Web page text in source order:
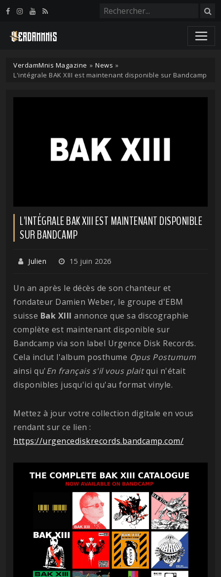
VerdamMnis Magazine » News »
L'intégrale BAK XIII est maintenant disponible sur Bandcamp
L'INTÉGRALE BAK XIII EST MAINTENANT DISPONIBLE
SUR BANDCAMP
Julien 15 juin 2026
Un an après le décès de son chanteur et
fondateur Damien Weber, le groupe d'EBM
suisse Bak XIII annonce que sa discographie
complète est maintenant disponible sur
Bandcamp via son label Urgence Disk Records.
Cela inclut l'album posthume Opus Postumum
ainsi qu'En français s'il vous plaitqui n'était
disponibles jusqu'ici qu'au format vinyle.
Mettez à jour votre collection digitale en vous
rendant sur ce lien :
https://urgencediskrecords.bandcamp.com/
Panneau de gestion des cookies